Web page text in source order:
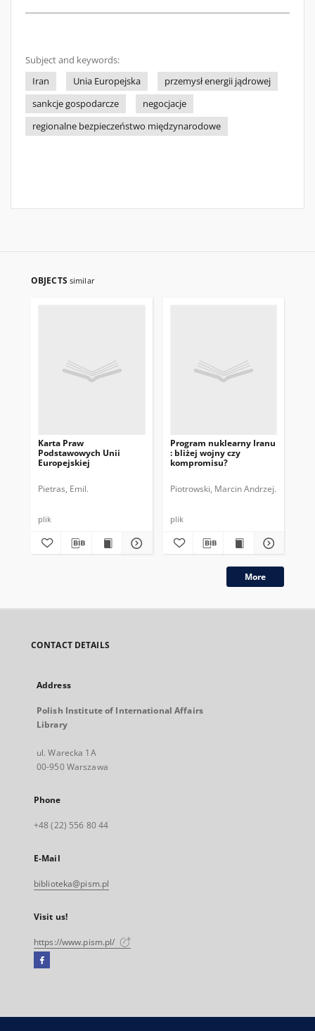
Subject and keywords:
Iran
Unia Europejska
przemysł energii jądrowej
sankcje gospodarcze
negocjacje
regionalne bezpieczeństwo międzynarodowe
OBJECTS similar
Karta Praw
Podstawowych Unii
Europejskiej
Pietras, Emil.
plik
Program nuklearny Iranu
: bliżej wojny czy
kompromisu?
Piotrowski, Marcin Andrzej.
plik
More
CONTACT DETAILS
Address
Polish Institute of International Affairs
Library
ul. Warecka 1A
00-950 Warszawa
Phone
+48 (22) 556 80 44
E-Mail
biblioteka@pism.pl
Visit us!
https://www.pism.pl/
Facebook
open